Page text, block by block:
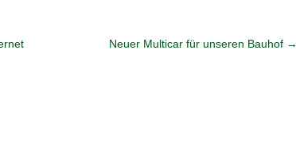
Neuer Multicar für unseren Bauhof →